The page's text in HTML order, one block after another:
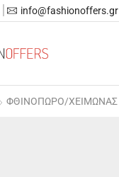
info@fashionoffers.gr
ΦΘΙΝΟΠΩΡΟ/ΧΕΙΜΩΝΑΣ